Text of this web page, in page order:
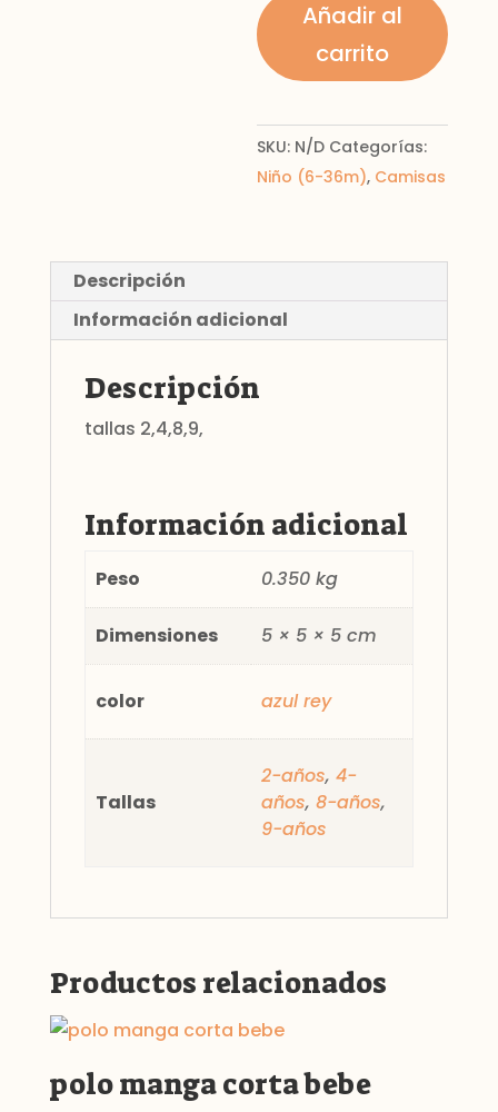
Añadir al
carrito
SKU: N/D Categorías:
Niño (6-36m), Camisas
Descripción
Información adicional
Descripción
tallas 2,4,8,9,
Información adicional
Peso 0.350 kg
Dimensiones 5 × 5 × 5 cm
color azul rey
Tallas
2-años,4-
años,8-años,
9-años
Productos relacionados
polo manga corta bebe